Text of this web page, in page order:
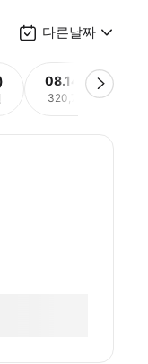
다른날짜
08.14(금)
320,778원